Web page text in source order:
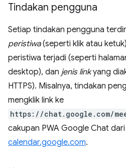
Tindakan pengguna
Setiap tindakan pengguna
peristiwa(seperti klik atau
peristiwa terjadi (seperti
desktop), dan jenis linkyang
HTTPS). Misalnya, tindakan
mengklik link ke
https://chat.google.com/
cakupan PWA Google Chat
calendar.google.com.